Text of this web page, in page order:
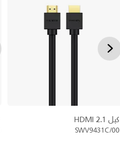
كبل HDMI 2.1
SWV9431C/00